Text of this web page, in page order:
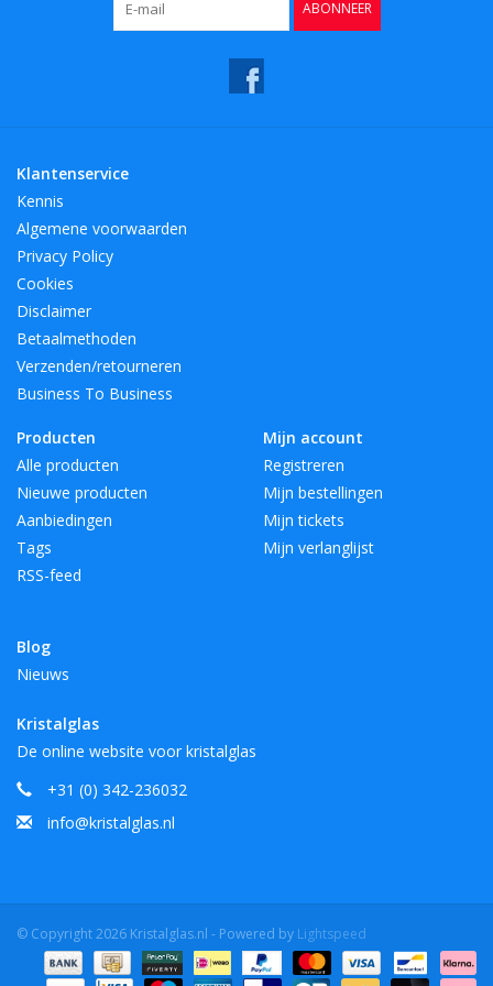
LengteMM:400 ABONNEER
Klantenservice
Kennis
Algemene voorwaarden
Privacy Policy
Cookies
Disclaimer
Betaalmethoden
Verzenden/retourneren
Business To Business
Producten
Alle producten
Nieuwe producten
Aanbiedingen
Tags
RSS-feed
Blog
Nieuws
Mijn account
Registreren
Mijn bestellingen
Mijn tickets
Mijn verlanglijst
Kristalglas
De online website voor kristalglas
+31 (0) 342-236032
info@kristalglas.nl
© Copyright 2026 Kristalglas.nl - Powered by Lightspeed